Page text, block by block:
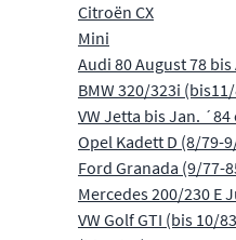
Citroën CX
Mini
Audi 80 August 78
BMW 320/323i
VW Jetta bis Jan.
Opel Kadett D (8/79-
Ford Granada (9/77-
Mercedes 200/230 E
VW Golf GTI (bis 10/